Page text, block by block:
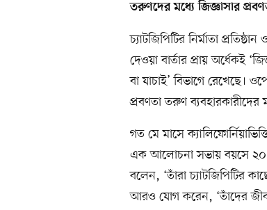
তরুণদের মধ্যে জিজ্ঞাসার
চ্যাটজিপিটির নির্মাতা
দেওয়া বার্তার প্রায় অর্ধেকই
বা যাচাই’ বিভাগে রেখেছে।
প্রবণতা তরুণ ব্যবহারকারীদের
গত মে মাসে
এক আলোচনা সভায় বয়সে ২০
বলেন, ‘তাঁরা চ্যাটজিপিটির
আরও যোগ করেন, ‘তাঁদের